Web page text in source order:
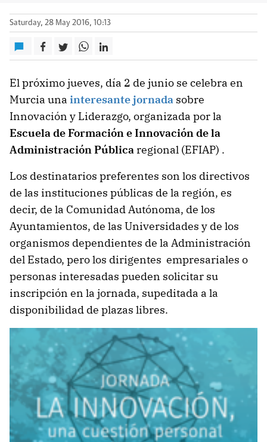
Saturday, 28 May 2016, 10:13
El próximo jueves, día 2 de junio se celebra en
Murcia una interesante jornada sobre
Innovación y Liderazgo, organizada por la
Escuela de Formación e Innovación de la
Administración Públicaregional (EFIAP) .
Los destinatarios preferentes son los directivos
de las instituciones públicas de la región, es
decir, de la Comunidad Autónoma, de los
Ayuntamientos, de las Universidades y de los
organismos dependientes de la Administración
del Estado, pero los dirigentes empresariales o
personas interesadas pueden solicitar su
inscripción en la jornada, supeditada a la
disponibilidad de plazas libres.